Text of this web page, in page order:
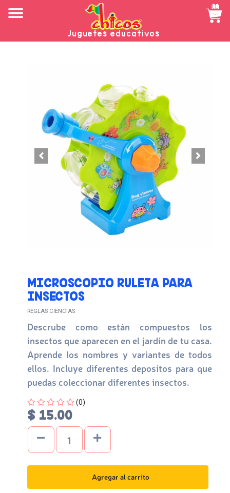
Juguetes educativos
MICROSCOPIO RULETA PARA
INSECTOS
REGLAS CIENCIAS
Descrube como están compuestos los
insectos que aparecen en el jardín de tu casa.
Aprende los nombres y variantes de todos
ellos. Incluye diferentes depositos para que
puedas coleccionar diferentes insectos.
Four out of Five Stars
(0)
$ 15.00
Agregar al carrito